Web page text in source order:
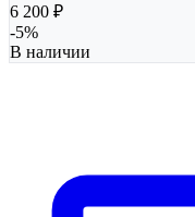
6 200 ₽
-5%
В наличии